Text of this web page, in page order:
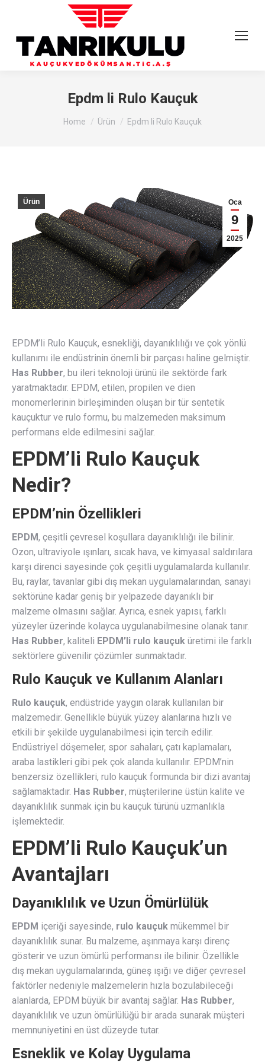
Epdm li Rulo Kauçuk
You are here:
Home Ürün Epdm li Rulo Kauçuk
Oca
9
2025
Ürün
EPDM’li Rulo Kauçuk, esnekliği, dayanıklılığı ve çok yönlü
kullanımı ile endüstrinin önemli bir parçası haline gelmiştir.
Has Rubber, bu ileri teknoloji ürünü ile sektörde fark
yaratmaktadır. EPDM, etilen, propilen ve dien
monomerlerinin birleşiminden oluşan bir tür sentetik
kauçuktur ve rulo formu, bu malzemeden maksimum
performans elde edilmesini sağlar.
EPDM’li Rulo Kauçuk
Nedir?
EPDM’nin Özellikleri
EPDM, çeşitli çevresel koşullara dayanıklılığı ile bilinir.
Ozon, ultraviyole ışınları, sıcak hava, ve kimyasal saldırılara
karşı direnci sayesinde çok çeşitli uygulamalarda kullanılır.
Bu, raylar, tavanlar gibi dış mekan uygulamalarından, sanayi
sektörüne kadar geniş bir yelpazede dayanıklı bir
malzeme olmasını sağlar. Ayrıca, esnek yapısı, farklı
yüzeyler üzerinde kolayca uygulanabilmesine olanak tanır.
Has Rubber, kaliteli EPDM’li rulo kauçuk üretimi ile farklı
sektörlere güvenilir çözümler sunmaktadır.
Rulo Kauçuk ve Kullanım Alanları
Rulo kauçuk, endüstride yaygın olarak kullanılan bir
malzemedir. Genellikle büyük yüzey alanlarına hızlı ve
etkili bir şekilde uygulanabilmesi için tercih edilir.
Endüstriyel döşemeler, spor sahaları, çatı kaplamaları,
araba lastikleri gibi pek çok alanda kullanılır. EPDM’nin
benzersiz özellikleri, rulo kauçuk formunda bir dizi avantaj
sağlamaktadır. Has Rubber, müşterilerine üstün kalite ve
dayanıklılık sunmak için bu kauçuk türünü uzmanlıkla
işlemektedir.
EPDM’li Rulo Kauçuk’un
Avantajları
Dayanıklılık ve Uzun Ömürlülük
EPDM içeriği sayesinde, rulo kauçuk mükemmel bir
dayanıklılık sunar. Bu malzeme, aşınmaya karşı direnç
gösterir ve uzun ömürlü performansı ile bilinir. Özellikle
dış mekan uygulamalarında, güneş ışığı ve diğer çevresel
faktörler nedeniyle malzemelerin hızla bozulabileceği
alanlarda, EPDM büyük bir avantaj sağlar. Has Rubber,
dayanıklılık ve uzun ömürlülüğü bir arada sunarak müşteri
memnuniyetini en üst düzeyde tutar.
Esneklik ve Kolay Uygulama